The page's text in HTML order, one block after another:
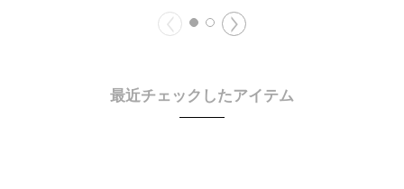
最近チェックしたアイテム